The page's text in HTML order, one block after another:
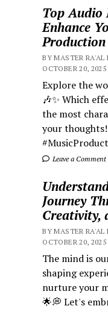
Top Audio
Enhance
Production
BY MASTER
OCTOBER 20, 2025
Explore the
🎶✨ Which
the most
your
Leave a Comment
Journey
Creativity,
BY MASTER
OCTOBER 20, 2025
The mind is
shaping
nurture your
🌟💭 Let's